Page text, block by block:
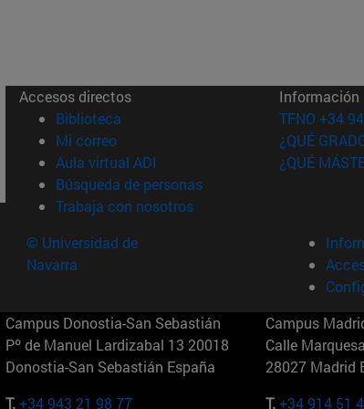
Accesos directos
Biblioteca (abre en nueva ventana)
Mi correo(abre en nueva ventana)
Aula virtual ADI (abre en nueva ventana)
Búsqueda de personas(abre en nueva ventana)
Trabaja con nosotros(abre en nueva ventana)
Información
TFNO +34
¿QUÉ
¿QUÉ
© Universidad de
Navarra
Campus Donostia-San Sebastián
Pº de Manuel Lardizabal 13 20018
Donostia-San Sebastián España
T.+34 943 21 98 77
Campus
Calle
28027 Madrid
T.+34 914 51